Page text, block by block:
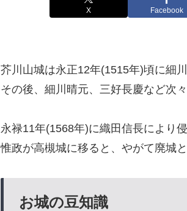
X Facebook
芥川山城は永正12年(1515年)頃に細
その後、細川晴元、三好長慶など次
永禄11年(1568年)に織田信長により
惟政が高槻城に移ると、やがて廃城と
お城の豆知識